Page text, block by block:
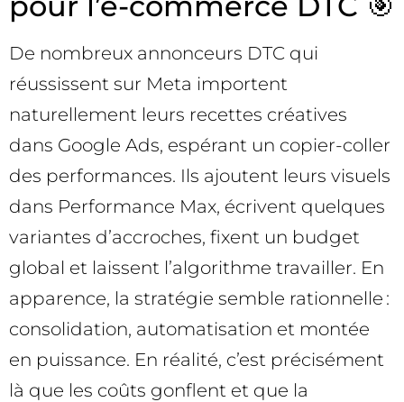
De nombreux annonceurs DTC qui
réussissent sur Meta importent
naturellement leurs recettes créatives
dans Google Ads, espérant un copier-coller
des performances. Ils ajoutent leurs visuels
dans Performance Max, écrivent quelques
variantes d’accroches, fixent un budget
global et laissent l’algorithme travailler. En
apparence, la stratégie semble rationnelle :
consolidation, automatisation et montée
en puissance. En réalité, c’est précisément
là que les coûts gonflent et que la